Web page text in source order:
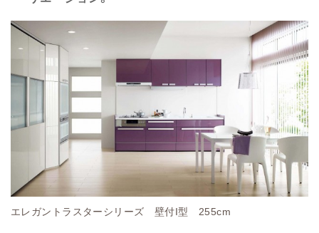
エレガントラスターシリーズ 壁付I型 255cm